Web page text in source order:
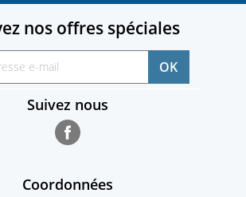
nos offres spéciales
Suivez nous
Coordonnées